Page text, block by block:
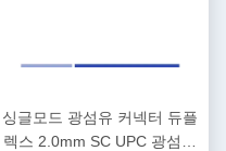
싱글모드 광섬유 커넥터 듀플
렉스 2.0mm SC UPC 광섬유